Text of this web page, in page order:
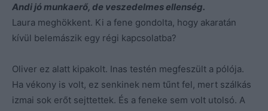
Andi jó munkaerő, de veszedelmes ellenség.
Laura meghökkent. Ki a fene gondolta, hogy akaratán
kívül belemászik egy régi kapcsolatba?
Oliver ez alatt kipakolt. Inas testén megfeszült a pólója.
Ha vékony is volt, ez senkinek nem tűnt fel, mert szálkás
izmai sok erőt sejttettek. És a feneke sem volt utolsó. A